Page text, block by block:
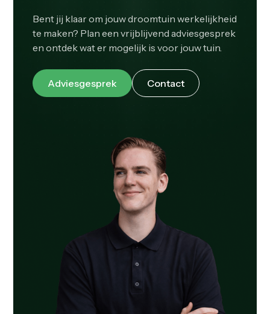
Bent jij klaar om jouw droomtuin werkelijkheid
te maken? Plan een vrijblijvend adviesgesprek
en ontdek wat er mogelijk is voor jouw tuin.
Adviesgesprek Contact